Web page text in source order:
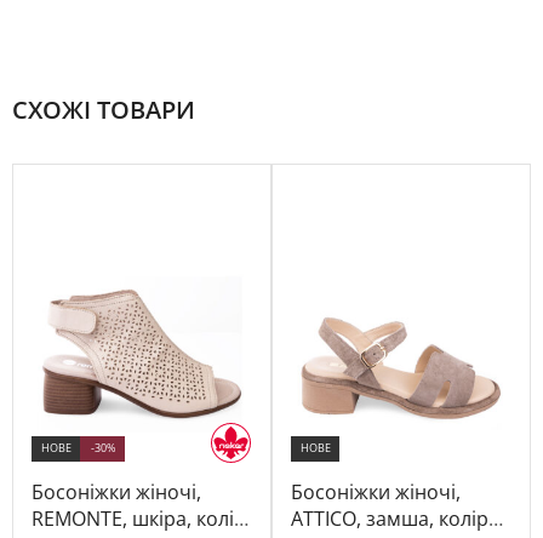
СХОЖІ ТОВАРИ
НОВЕ
Босоніжки жіночі,
REMONTE, шкіра, колір
-30% НОВЕ
Босоніжки жіночі,
ATTICO, замша, колір